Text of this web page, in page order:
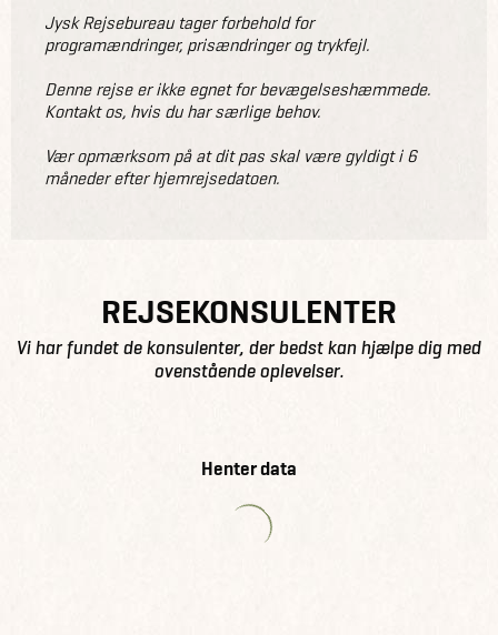
Jysk Rejsebureau tager forbehold for
programændringer, prisændringer og trykfejl.
Denne rejse er ikke egnet for bevægelseshæmmede.
Kontakt os, hvis du har særlige behov.
Vær opmærksom på at dit pas skal være gyldigt i 6
måneder efter hjemrejsedatoen.
REJSEKONSULENTER
Vi har fundet de konsulenter, der bedst kan hjælpe dig med
ovenstående oplevelser.
Henter data